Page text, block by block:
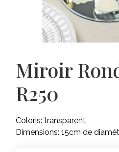
Miroir
R250
Coloris: transparent
Dimensions: 15cm de